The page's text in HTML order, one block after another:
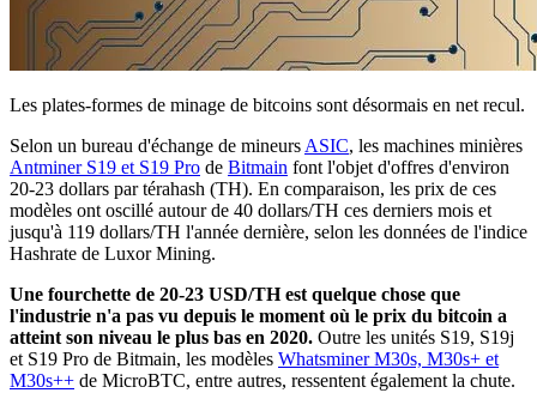
Les plates-formes de minage de bitcoins sont désormais en net recul.
Selon un bureau d'échange de mineurs ASIC, les machines minières
Antminer S19 et S19 Pro de Bitmain font l'objet d'offres d'environ
20-23 dollars par térahash (TH). En comparaison, les prix de ces
modèles ont oscillé autour de 40 dollars/TH ces derniers mois et
jusqu'à 119 dollars/TH l'année dernière, selon les données de l'indice
Hashrate de Luxor Mining.
Une fourchette de 20-23 USD/TH est quelque chose que
l'industrie n'a pas vu depuis le moment où le prix du bitcoin a
atteint son niveau le plus bas en 2020. Outre les unités S19, S19j
et S19 Pro de Bitmain, les modèles Whatsminer M30s, M30s+ et
M30s++ de MicroBTC, entre autres, ressentent également la chute.